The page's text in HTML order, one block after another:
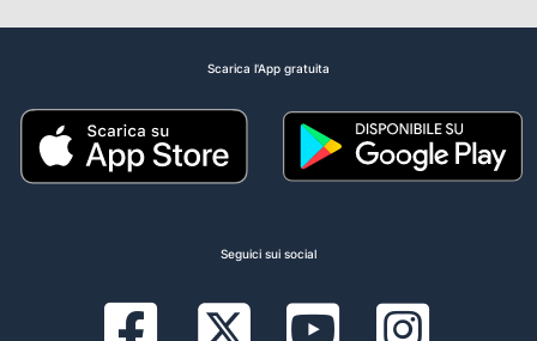
Scarica l'App gratuita
Seguici sui social